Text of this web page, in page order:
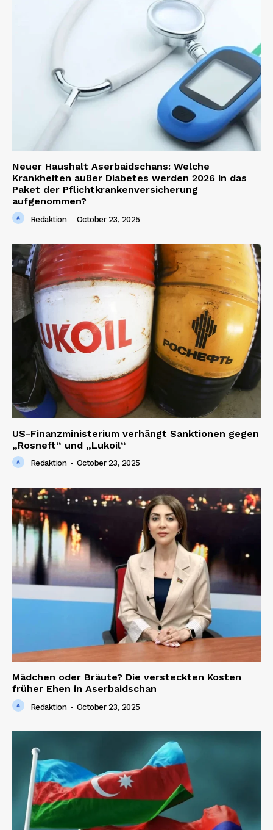
Neuer Haushalt Aserbaidschans: Welche
Krankheiten außer Diabetes werden 2026 in das
Paket der Pflichtkrankenversicherung
aufgenommen?
Redaktion - October 23, 2025
US-Finanzministerium verhängt Sanktionen gegen
„Rosneft“ und „Lukoil“
Redaktion - October 23, 2025
Mädchen oder Bräute? Die versteckten Kosten
früher Ehen in Aserbaidschan
Redaktion - October 23, 2025